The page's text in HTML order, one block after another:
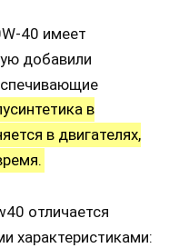
40 имеет
добавили
в
в двигателях,
отличается
характеристиками: